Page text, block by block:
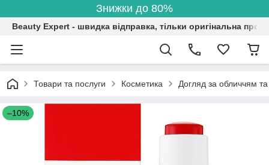
Знижки до 80%
Beauty Expert - швидка відправка, тільки оригінальна
Товари та послуги Косметика Догляд за обличчям
–10%